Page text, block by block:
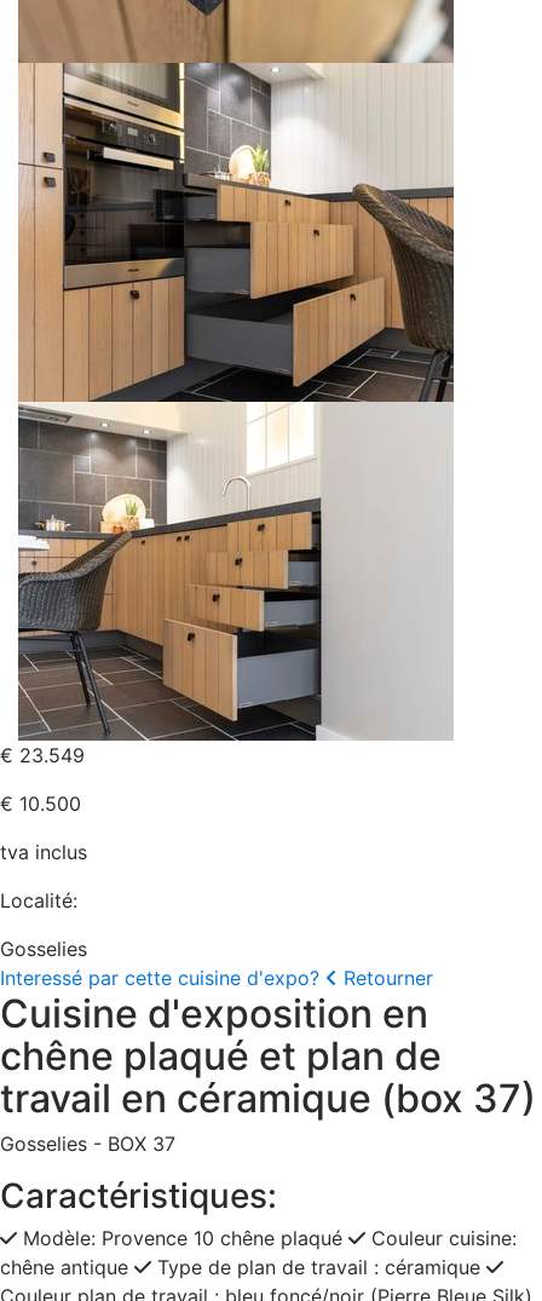
€ 23.549
€ 10.500
tva inclus
Localité:
Gosselies
Interessé par cette cuisine d'expo?
Retourner
Cuisine d'exposition en
chêne plaqué et plan de
travail en céramique (box 37)
Gosselies - BOX 37
Caractéristiques:
Modèle: Provence 10 chêne plaqué
Couleur cuisine:
chêne antique
Type de plan de travail : céramique